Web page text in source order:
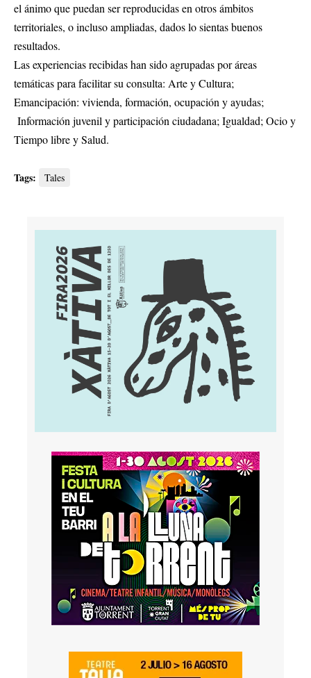
el ánimo que puedan ser reproducidas en otros ámbitos
territoriales, o incluso ampliadas, dados lo sientas buenos
resultados.
Las experiencias recibidas han sido agrupadas por áreas
temáticas para facilitar su consulta: Arte y Cultura;
Emancipación: vivienda, formación, ocupación y ayudas;
Información juvenil y participación ciudadana; Igualdad; Ocio y
Tiempo libre y Salud.
Tags: Tales